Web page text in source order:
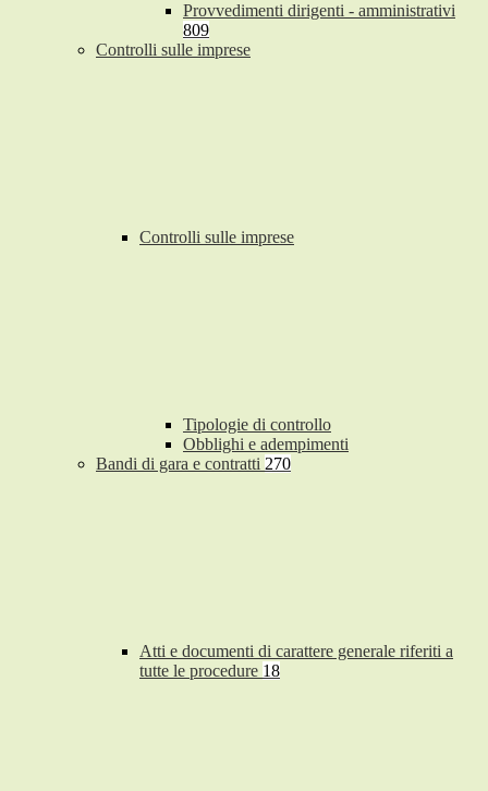
Provvedimenti dirigenti - amministrativi
809
Controlli sulle imprese
Controlli sulle imprese
Tipologie di controllo
Obblighi e adempimenti
Bandi di gara e contratti 270
Atti e documenti di carattere generale riferiti a
tutte le procedure 18